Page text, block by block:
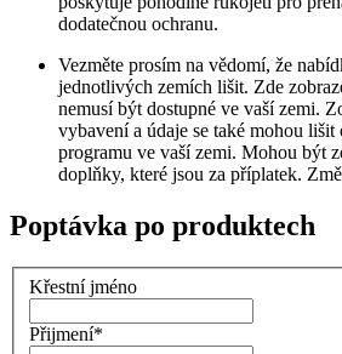
dodatečnou ochranu.
Vezměte prosím na vědomí, že
jednotlivých zemích lišit. Zde
nemusí být dostupné ve vaší zemi.
vybavení a údaje se také mohou
programu ve vaší zemi. Mohou být
doplňky, které jsou za příplatek.
Poptávka po produktech
Křestní jméno
Přijmení*